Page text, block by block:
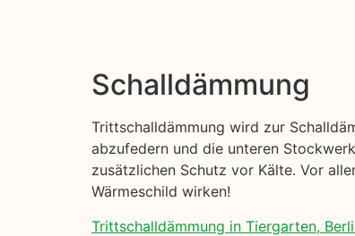
Schalldämmung
Trittschalldämmung wird zur
abzufedern und die unteren
zusätzlichen Schutz vor Kälte. Vor
Wärmeschild wirken!
Trittschalldämmung in Tiergarten,